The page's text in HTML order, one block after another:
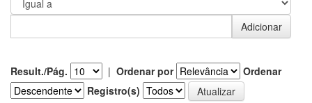
Result./Pág. | Ordenar por
Ordenar
Registro(s)